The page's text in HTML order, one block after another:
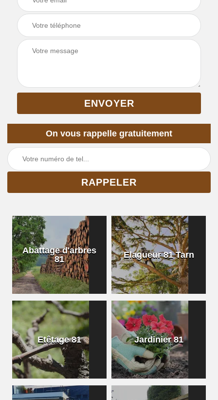
On vous rappelle gratuitement
Abattage d'arbres
81
Elagueur 81 Tarn
Etêtage 81 Jardinier 81